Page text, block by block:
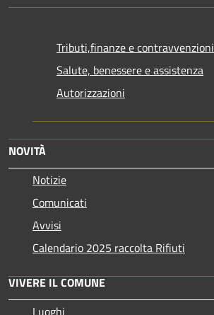
Tributi,finanze e contravvenzioni
Salute, benessere e assistenza
Autorizzazioni
NOVITÀ
Notizie
Comunicati
Avvisi
Calendario 2025 raccolta Rifiuti
VIVERE IL COMUNE